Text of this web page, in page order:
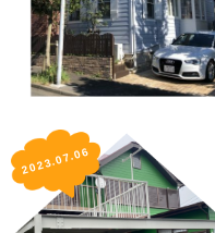
2023.07.06